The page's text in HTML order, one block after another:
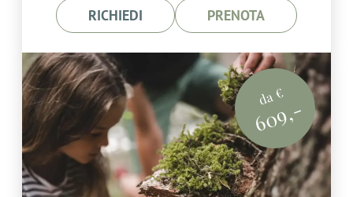
RICHIEDI PRENOTA
da €
609,-